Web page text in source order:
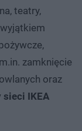
teatry,
zamknięcie
oraz
sieci IKEA